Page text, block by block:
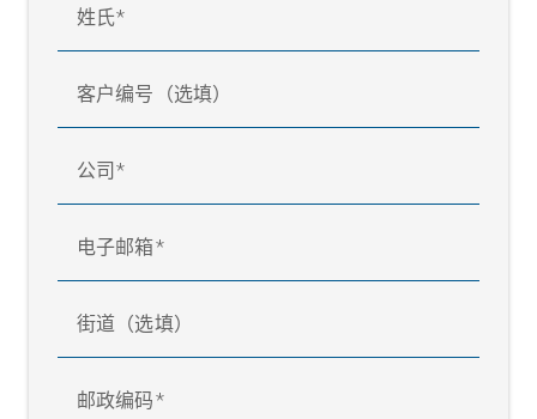
姓氏
客户编号（选填）
公司
电子邮箱
街道（选填）
邮政编码